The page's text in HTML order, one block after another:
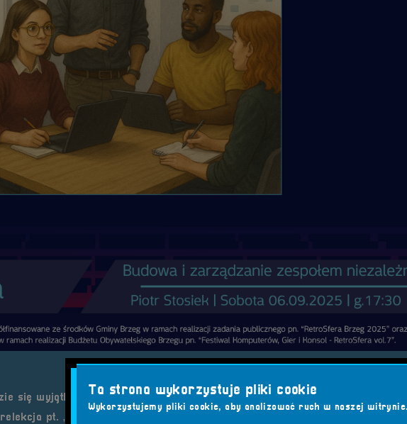
się wyjątkowe spotkanie z Piotrem Stosiek – założycielem studia
pt.„Budowa i zarządzanie zespołem niezależnym – metody
Ta strona wykorzystuje pliki cookie
Wykorzystujemy pliki cookie, aby analizować ruch w naszej witrynie.